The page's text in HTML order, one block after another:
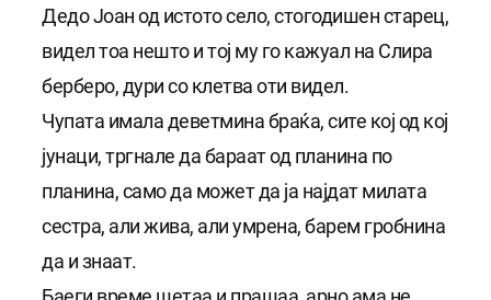
Дедо Јоан од истото село, стогодишен старец,
видел тоа нешто и тој му го кажуал на Слира
берберо, дури со клетва оти видел.
Чупата имала деветмина браќа, сите кој од кој
јунаци, тргнале да бараат од планина по
планина, само да может да ја најдат милата
сестра, али жива, али умрена, барем гробнина
да и знаат.